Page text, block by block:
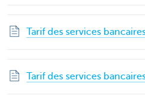
Tarif des services
Tarif des services